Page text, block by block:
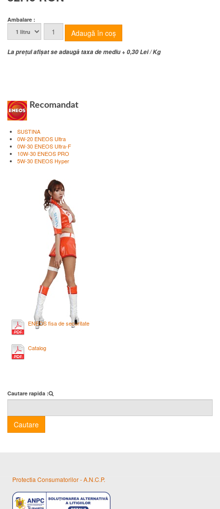
Ambalare :
La prețul afișat se adaugă taxa de mediu + 0,30 Lei / Kg
Recomandat
SUSTINA
0W-20 ENEOS Ultra
0W-30 ENEOS Ultra-F
10W-30 ENEOS PRO
5W-30 ENEOS Hyper
ENEOS fisa de securitate
Catalog
Cautare rapida :
Cautare
Protectia Consumatorilor - A.N.C.P.